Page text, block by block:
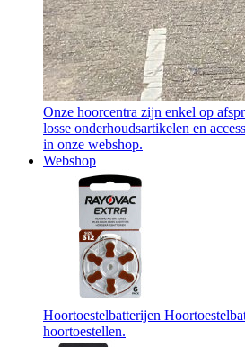
Onze hoorcentra zijn enkel op
losse onderhoudsartikelen en
in onze webshop.
Webshop
Hoortoestelbatterijen
hoortoestellen.